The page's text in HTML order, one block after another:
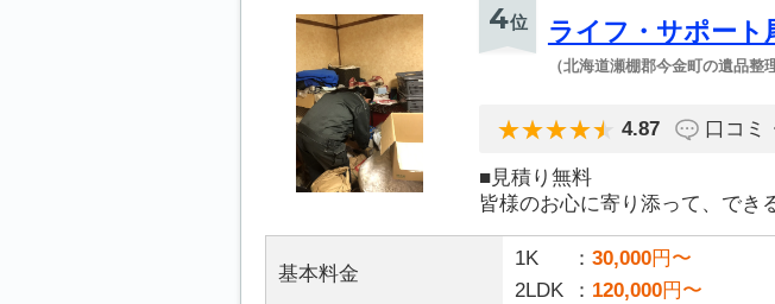
4位 ライフ・サポート
（北海道瀬棚郡今金町の遺品整理
4.87 口コミ
■見積り無料
皆様のお心に寄り添って、でき
基本料金
1K 30,000円〜
2LDK
120,000円〜